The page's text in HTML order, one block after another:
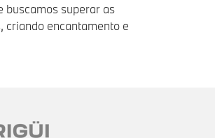
buscamos superar as
criando encantamento e